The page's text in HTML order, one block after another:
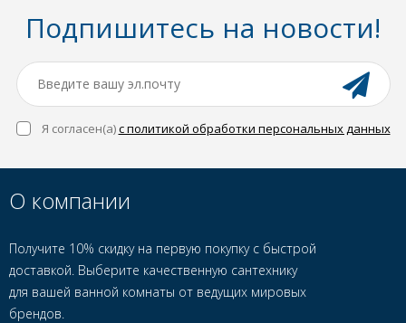
Подпишитесь на новости!
Я согласен(a)с политикой обработки персональных данных
О компании
Получите 10% скидку на первую покупку с быстрой
доставкой. Выберите качественную сантехнику
для вашей ванной комнаты от ведущих мировых
брендов.